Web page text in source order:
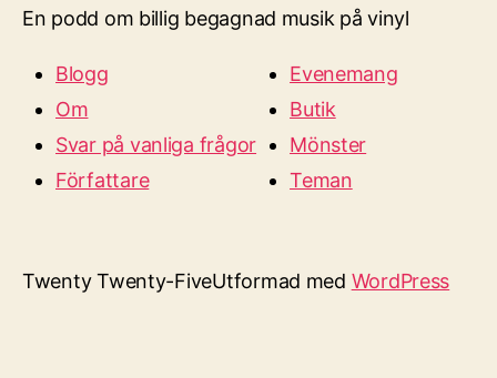
En podd om billig begagnad musik på vinyl
Blogg
Om
Svar på vanliga frågor
Författare
Evenemang
Butik
Mönster
Teman
Twenty Twenty-FiveUtformad med WordPress